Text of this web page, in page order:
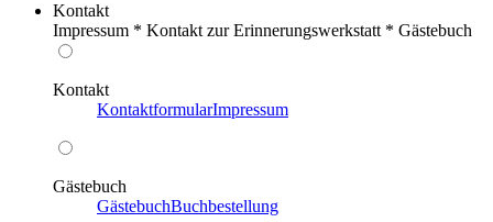
Kontakt
Impressum * Kontakt zur Erinnerungswerkstatt * Gästebuch
Kontakt
KontaktformularImpressum
Gästebuch
GästebuchBuchbestellung